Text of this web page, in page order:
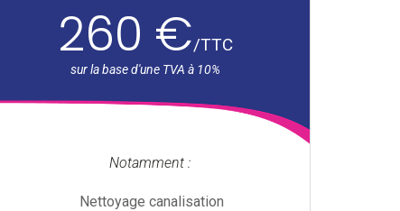
260 €/TTC
Notamment :
Nettoyage canalisation